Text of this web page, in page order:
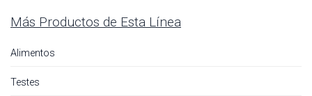
Más Productos de Esta Línea
Alimentos
Testes